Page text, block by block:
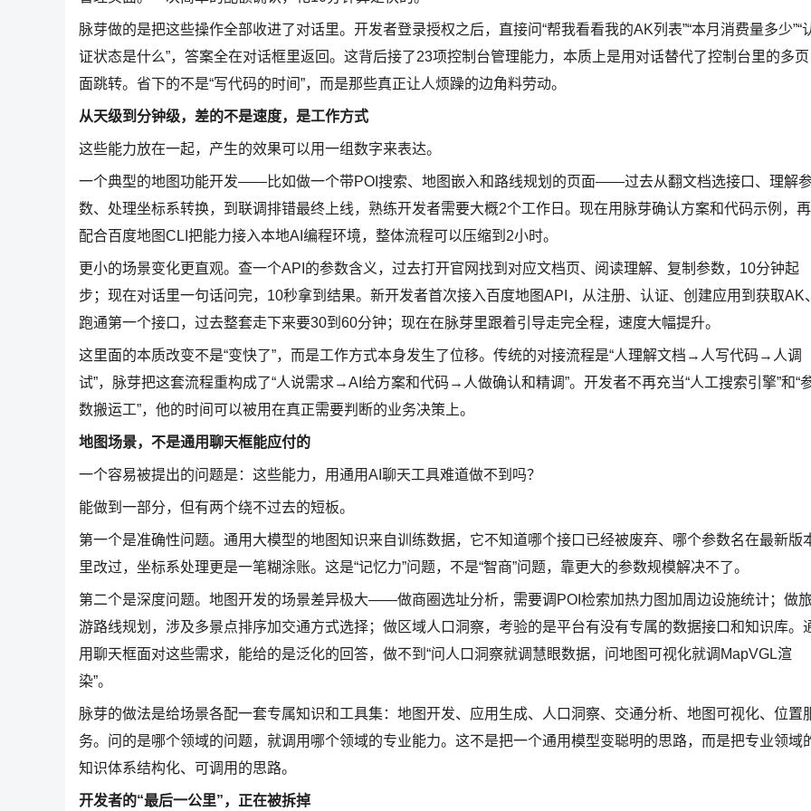
脉芽做的是把这些操作全部收进了对话里。开发者登录授权之后，直接问“帮我看看我的AK列表”“本月消费量多少”“
证状态是什么”，答案全在对话框里返回。这背后接了23项控制台管理能力，本质上是用对话替代了控制台里的多页
面跳转。省下的不是“写代码的时间”，而是那些真正让人烦躁的边角料劳动。
从天级到分钟级，差的不是速度，是工作方式
这些能力放在一起，产生的效果可以用一组数字来表达。
一个典型的地图功能开发——比如做一个带POI搜索、地图嵌入和路线规划的页面——过去从翻文档选接口、理解
数、处理坐标系转换，到联调排错最终上线，熟练开发者需要大概2个工作日。现在用脉芽确认方案和代码示例，再
配合百度地图CLI把能力接入本地AI编程环境，整体流程可以压缩到2小时。
更小的场景变化更直观。查一个API的参数含义，过去打开官网找到对应文档页、阅读理解、复制参数，10分钟起
步；现在对话里一句话问完，10秒拿到结果。新开发者首次接入百度地图API，从注册、认证、创建应用到获取AK、
跑通第一个接口，过去整套走下来要30到60分钟；现在在脉芽里跟着引导走完全程，速度大幅提升。
这里面的本质改变不是“变快了”，而是工作方式本身发生了位移。传统的对接流程是“人理解文档→人写代码→人调
试”，脉芽把这套流程重构成了“人说需求→AI给方案和代码→人做确认和精调”。开发者不再充当“人工搜索引擎”和“
数搬运工”，他的时间可以被用在真正需要判断的业务决策上。
地图场景，不是通用聊天框能应付的
一个容易被提出的问题是：这些能力，用通用AI聊天工具难道做不到吗？
能做到一部分，但有两个绕不过去的短板。
第一个是准确性问题。通用大模型的地图知识来自训练数据，它不知道哪个接口已经被废弃、哪个参数名在最新版
里改过，坐标系处理更是一笔糊涂账。这是“记忆力”问题，不是“智商”问题，靠更大的参数规模解决不了。
第二个是深度问题。地图开发的场景差异极大——做商圈选址分析，需要调POI检索加热力图加周边设施统计；做
游路线规划，涉及多景点排序加交通方式选择；做区域人口洞察，考验的是平台有没有专属的数据接口和知识库。
用聊天框面对这些需求，能给的是泛化的回答，做不到“问人口洞察就调慧眼数据，问地图可视化就调MapVGL渲
染”。
脉芽的做法是给场景各配一套专属知识和工具集：地图开发、应用生成、人口洞察、交通分析、地图可视化、位置
务。问的是哪个领域的问题，就调用哪个领域的专业能力。这不是把一个通用模型变聪明的思路，而是把专业领域
知识体系结构化、可调用的思路。
开发者的“最后一公里”，正在被拆掉